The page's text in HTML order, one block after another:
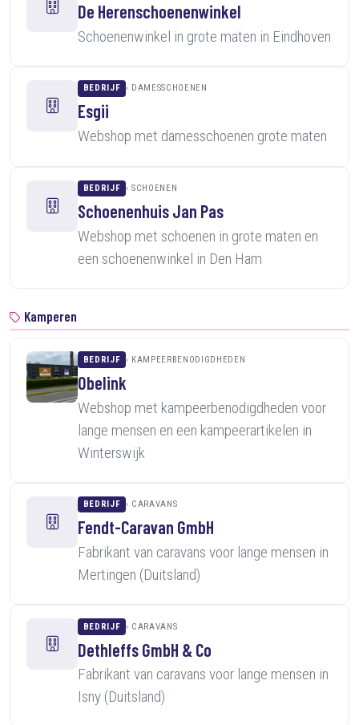
De Herenschoenenwinkel
Schoenenwinkel in grote maten in Eindhoven
BEDRIJF DAMESSCHOENEN
Esgii
Webshop met damesschoenen grote maten
BEDRIJF SCHOENEN
Schoenenhuis Jan Pas
Webshop met schoenen in grote maten en
een schoenenwinkel in Den Ham
Kamperen
BEDRIJF KAMPEERBENODIGDHEDEN
Obelink
Webshop met kampeerbenodigdheden voor
lange mensen en een kampeerartikelen in
Winterswijk
BEDRIJF CARAVANS
Fendt-Caravan GmbH
Fabrikant van caravans voor lange mensen in
Mertingen (Duitsland)
BEDRIJF CARAVANS
Dethleffs GmbH & Co
Fabrikant van caravans voor lange mensen in
Isny (Duitsland)